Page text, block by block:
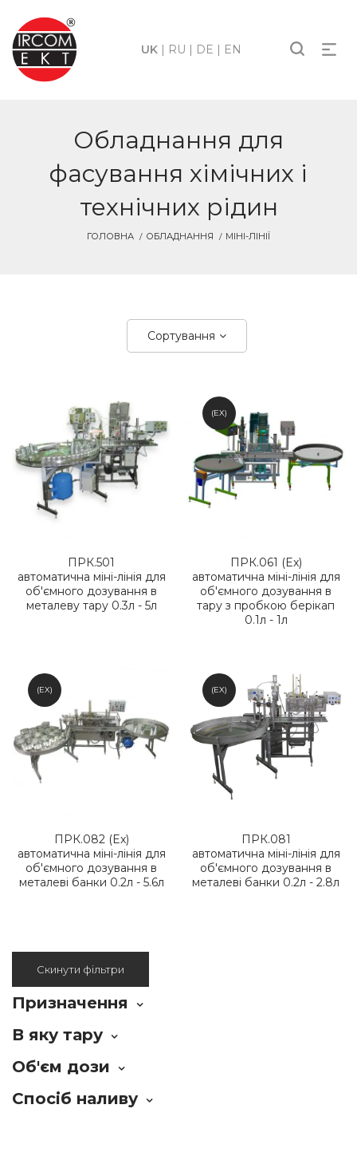
UK | RU | DE | EN
Обладнання для
фасування хімічних і
технічних рідин
ГОЛОВНА ОБЛАДНАННЯ МІНІ-ЛІНІЇ
Сортування
ПРК.501
автоматична міні-лінія для
об'ємного дозування в
металеву тару 0.3л - 5л
(EX)
ПРК.061 (Ex)
автоматична міні-лінія для
об'ємного дозування в
тару з пробкою берікап
0.1л - 1л
(EX)
ПРК.082 (Ex)
автоматична міні-лінія для
об'ємного дозування в
металеві банки 0.2л - 5.6л
(EX)
ПРК.081
автоматична міні-лінія для
об'ємного дозування в
металеві банки 0.2л - 2.8л
Скинути фільтри
Призначення
В яку тару
Об'єм дози
Спосіб наливу